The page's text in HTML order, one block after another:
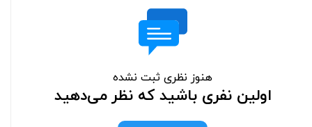
هنوز نظری ثبت نشده
اولین نفری باشید که نظر می‌دهید